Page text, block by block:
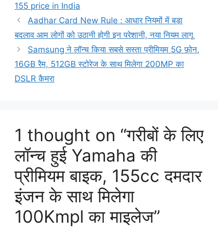
155 price in India
Aadhar Card New Rule : आधार नियमों में बड़ा
बदलाव आम लोगों को उठानी होगी इन परेशानी, नया नियम लागू
Samsung ने लॉन्च किया सबसे सस्ता प्रीमियम 5G फ़ोन,
16GB रैम, 512GB स्टोरेज के साथ मिलेगा 200MP का
DSLR कैमरा
1 thought on “गरीबों के लिए
लॉन्च हुई Yamaha की
प्रीमियम बाइक, 155cc दमदार
इंजन के साथ मिलेगा
100Kmpl का माइलेज”